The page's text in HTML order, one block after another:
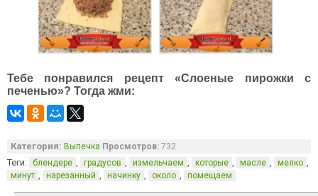
Тебе понравился рецепт «Слоеные пирожки с
печенью»? Тогда жми:
Категория: Выпечка Просмотров: 732
Теги: блендере , градусов , измельчаем , которые , масле , мелко ,
минут , нарезанный , начинку , около , помещаем